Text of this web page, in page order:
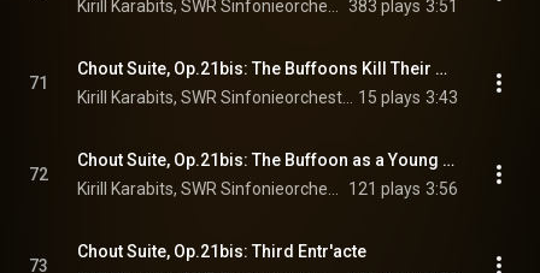
383 plays 3:51
71
Chout Suite, Op.21bis: The Buffoons Kill Their Wives
15 plays 3:43
72
Chout Suite, Op.21bis: The Buffoon as a Young Woman
121 plays 3:56
73
Chout Suite, Op.21bis: Third Entr'acte